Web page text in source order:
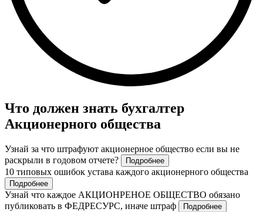
Что должен знать бухгалтер
Акционерного общества
Узнай за что штрафуют акционерное общество если вы не
раскрыли в годовом отчете?
Подробнее
10 типовых ошибок устава каждого акционерного общества
Подробнее
Узнай что каждое АКЦИОНРЕНОЕ ОБЩЕСТВО обязано
публиковать в ФЕДРЕСУРС, иначе штраф
Подробнее